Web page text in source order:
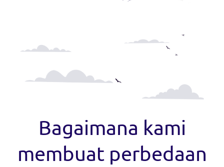
Bagaimana kami
membuat perbedaan